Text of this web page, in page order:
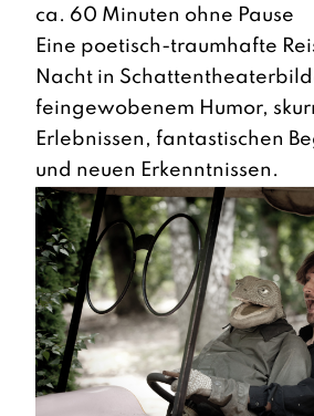
ca. 60 Minuten ohne Pause
Eine poetisch-traumhafte
Nacht in
feingewobenem Humor,
Erlebnissen, fantastischen
und neuen Erkenntnissen.